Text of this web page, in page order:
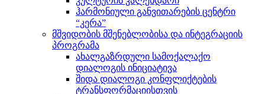
ჰარმონიული განვითარების ცენტრი
“კერა”
მშვიდობის მშენებლობისა და ინტეგრაციის
პროგრამა
ახალგაზრდული სამოქალაქო
დიალოგის ინიციატივა
შიდა დიალოგი კონფლიქტების
ტრანსფორმაციისთვის